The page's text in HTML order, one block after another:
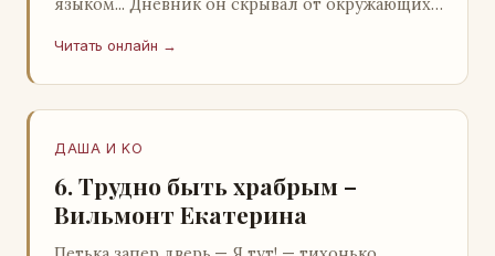
Читать онлайн →
ДАША И KO
6. Трудно быть храбрым –
Вильмонт Екатерина